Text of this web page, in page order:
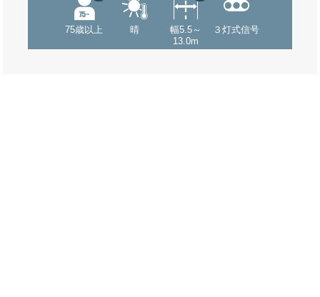
75歳以上 晴
幅5.5～
13.0m
３灯式信号